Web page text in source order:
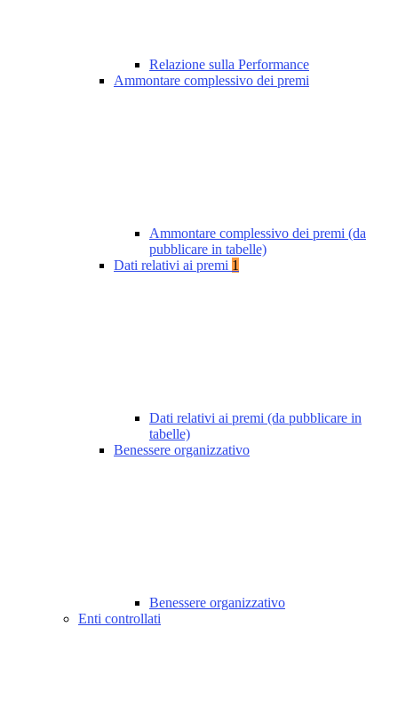
Relazione sulla Performance
Ammontare complessivo dei premi
Ammontare complessivo dei premi (da
pubblicare in tabelle)
Dati relativi ai premi 1
Dati relativi ai premi (da pubblicare in
tabelle)
Benessere organizzativo
Benessere organizzativo
Enti controllati